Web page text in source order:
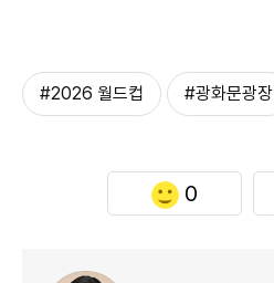
#2026 월드컵 #광화문광장
0